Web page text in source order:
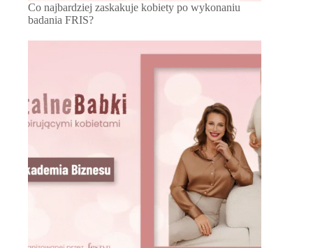
Co najbardziej zaskakuje kobiety po wykonaniu
badania FRIS?